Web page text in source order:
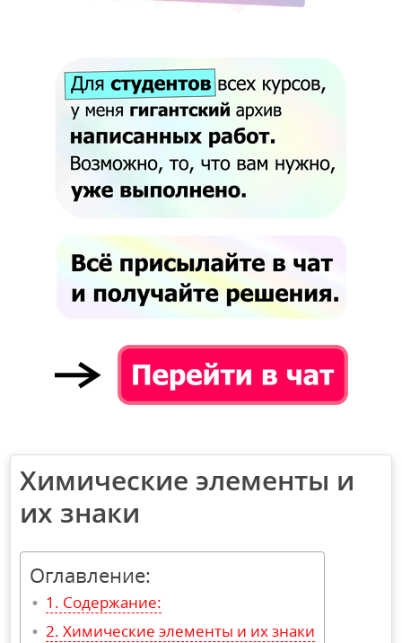
Химические элементы и
их знаки
Оглавление:
Содержание:
Химические элементы и их знаки